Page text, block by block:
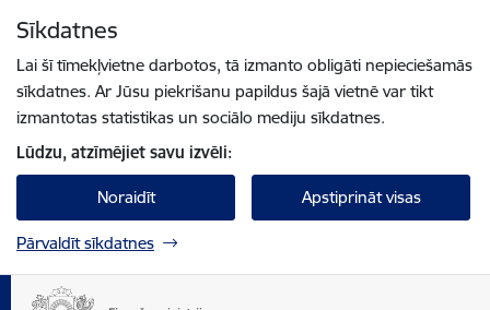
Sīkdatnes
Lai šī tīmekļvietne darbotos, tā izmanto obligāti nepieciešamās
sīkdatnes. Ar Jūsu piekrišanu papildus šajā vietnē var tikt
izmantotas statistikas un sociālo mediju sīkdatnes.
Lūdzu, atzīmējiet savu izvēli:
Noraidīt Apstiprināt visas
Pārvaldīt sīkdatnes